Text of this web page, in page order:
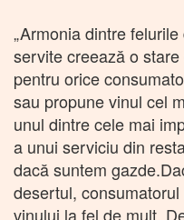
„Armonia dintre
servite creează o
pentru orice
sau propune vinul cel
unul dintre cele mai
a unui serviciu din
dacă suntem
desertul,
vinului la fel de mult.